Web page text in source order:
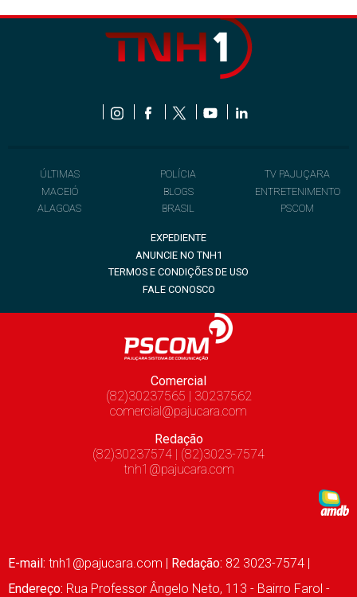
ÚLTIMAS
MACEIÓ
ALAGOAS
POLÍCIA
BLOGS
BRASIL
TV PAJUÇARA
ENTRETENIMENTO
PSCOM
EXPEDIENTE
ANUNCIE NO TNH1
TERMOS E CONDIÇÕES DE USO
FALE CONOSCO
Comercial
(82)30237565 | 30237562
comercial@pajucara.com
Redação
(82)30237574 | (82)3023-7574
tnh1@pajucara.com
E-mail: tnh1@pajucara.com | Redação: 82 3023-7574 |
Endereço: Rua Professor Ângelo Neto, 113 - Bairro Farol -